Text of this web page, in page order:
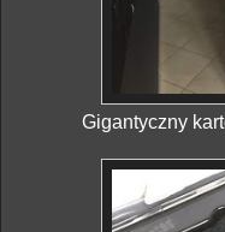
Gigantyczny